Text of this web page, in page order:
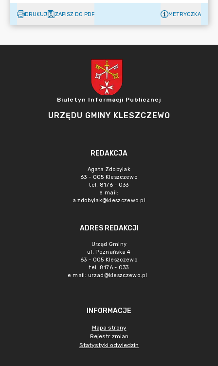
DRUKUJ ZAPISZ DO PDF METRYCZKA
Biuletyn Informacji Publicznej
URZĘDU GMINY KLESZCZEWO
REDAKCJA
Agata Zdobylak
63 - 005 Kleszczewo
tel. 8176 - 033
e mail:
a.zdobylak@kleszczewo.pl
ADRES REDAKCJI
Urząd Gminy
ul. Poznańska 4
63 - 005 Kleszczewo
tel. 8176 - 033
e mail: urzad@kleszczewo.pl
INFORMACJE
Mapa strony
Rejestr zmian
Statystyki odwiedzin